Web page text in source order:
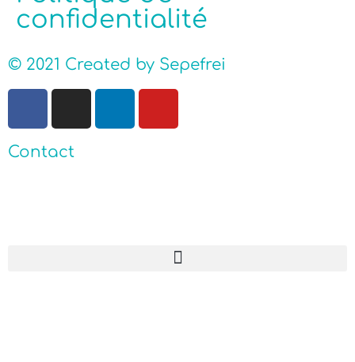
confidentialité
© 2021 Created by Sepefrei
Contact